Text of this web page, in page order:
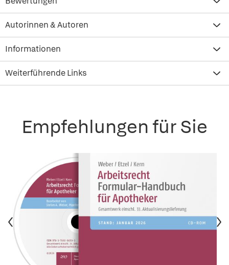
Autorinnen & Autoren
Informationen
Weiterführende Links
Empfehlungen für Sie